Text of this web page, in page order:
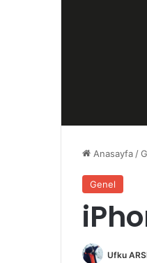
Anasayfa /
Genel
Ufku